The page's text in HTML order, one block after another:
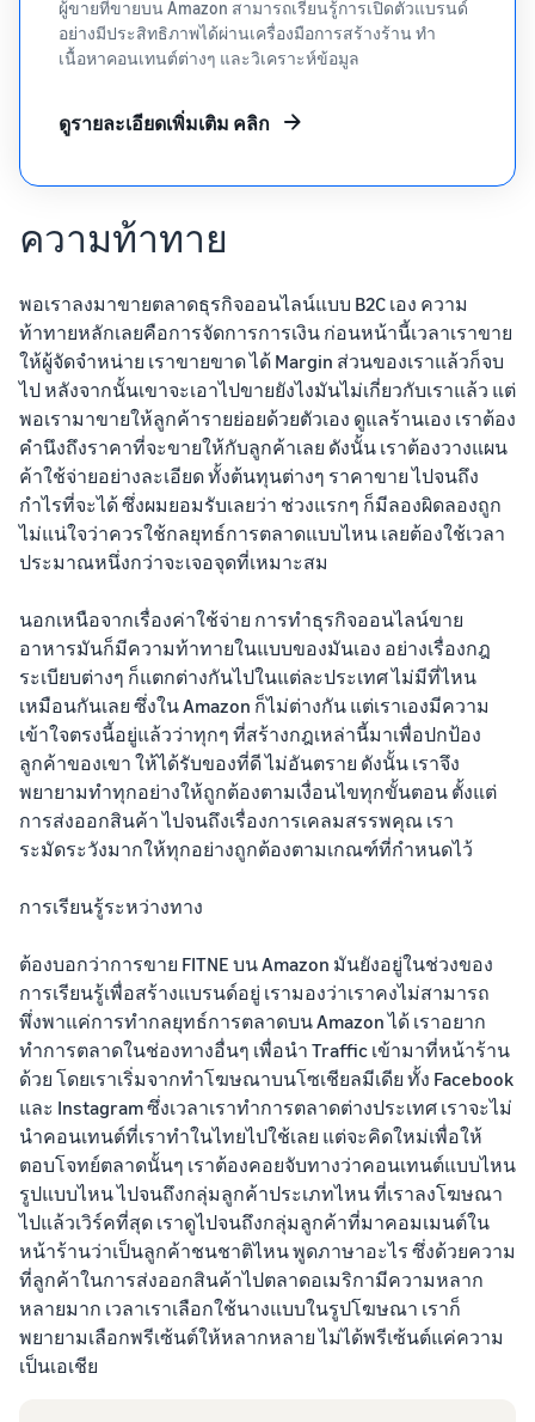
ผู้ขายที่ขายบน Amazon สามารถเรียนรู้การเปิดตัวแบรนด์
อย่างมีประสิทธิภาพได้ผ่านเครื่องมือการสร้างร้าน ทำ
เนื้อหาคอนเทนต์ต่างๆ และวิเคราะห์ข้อมูล
ดูรายละเอียดเพิ่มเติม คลิก
ความท้าทาย
พอเราลงมาขายตลาดธุรกิจออนไลน์แบบ B2C เอง ความ
ท้าทายหลักเลยคือการจัดการการเงิน ก่อนหน้านี้เวลาเราขาย
ให้ผู้จัดจำหน่าย เราขายขาด ได้ Margin ส่วนของเราแล้วก็จบ
ไป หลังจากนั้นเขาจะเอาไปขายยังไงมันไม่เกี่ยวกับเราแล้ว แต่
พอเรามาขายให้ลูกค้ารายย่อยด้วยตัวเอง ดูแลร้านเอง เราต้อง
คำนึงถึงราคาที่จะขายให้กับลูกค้าเลย ดังนั้น เราต้องวางแผน
ค้าใช้จ่ายอย่างละเอียด ทั้งต้นทุนต่างๆ ราคาขาย ไปจนถึง
กำไรที่จะได้ ซึ่งผมยอมรับเลยว่า ช่วงแรกๆ ก็มีลองผิดลองถูก
ไม่แน่ใจว่าควรใช้กลยุทธ์การตลาดแบบไหน เลยต้องใช้เวลา
ประมาณหนึ่งกว่าจะเจอจุดที่เหมาะสม
นอกเหนือจากเรื่องค่าใช้จ่าย การทำธุรกิจออนไลน์ขาย
อาหารมันก็มีความท้าทายในแบบของมันเอง อย่างเรื่องกฎ
ระเบียบต่างๆ ก็แตกต่างกันไปในแต่ละประเทศ ไม่มีที่ไหน
เหมือนกันเลย ซึ่งใน Amazon ก็ไม่ต่างกัน แต่เราเองมีความ
เข้าใจตรงนี้อยู่แล้วว่าทุกๆ ที่สร้างกฎเหล่านี้มาเพื่อปกป้อง
ลูกค้าของเขา ให้ได้รับของที่ดี ไม่อันตราย ดังนั้น เราจึง
พยายามทำทุกอย่างให้ถูกต้องตามเงื่อนไขทุกขั้นตอน ตั้งแต่
การส่งออกสินค้า ไปจนถึงเรื่องการเคลมสรรพคุณ เรา
ระมัดระวังมากให้ทุกอย่างถูกต้องตามเกณฑ์ที่กำหนดไว้
การเรียนรู้ระหว่างทาง
ต้องบอกว่าการขาย FITNE บน Amazon มันยังอยู่ในช่วงของ
การเรียนรู้เพื่อสร้างแบรนด์อยู่ เรามองว่าเราคงไม่สามารถ
พึ่งพาแค่การทำกลยุทธ์การตลาดบน Amazon ได้ เราอยาก
ทำการตลาดในช่องทางอื่นๆ เพื่อนำ Traffic เข้ามาที่หน้าร้าน
ด้วย โดยเราเริ่มจากทำโฆษณาบนโซเชียลมีเดีย ทั้ง Facebook
และ Instagram ซึ่งเวลาเราทำการตลาดต่างประเทศ เราจะไม่
นำคอนเทนต์ที่เราทำในไทยไปใช้เลย แต่จะคิดใหม่เพื่อให้
ตอบโจทย์ตลาดนั้นๆ เราต้องคอยจับทางว่าคอนเทนต์แบบไหน
รูปแบบไหน ไปจนถึงกลุ่มลูกค้าประเภทไหน ที่เราลงโฆษณา
ไปแล้วเวิร์คที่สุด เราดูไปจนถึงกลุ่มลูกค้าที่มาคอมเมนต์ใน
หน้าร้านว่าเป็นลูกค้าชนชาติไหน พูดภาษาอะไร ซึ่งด้วยความ
ที่ลูกค้าในการส่งออกสินค้าไปตลาดอเมริกามีความหลาก
หลายมาก เวลาเราเลือกใช้นางแบบในรูปโฆษณา เราก็
พยายามเลือกพรีเซ้นต์ให้หลากหลาย ไม่ได้พรีเซ้นต์แค่ความ
เป็นเอเชีย